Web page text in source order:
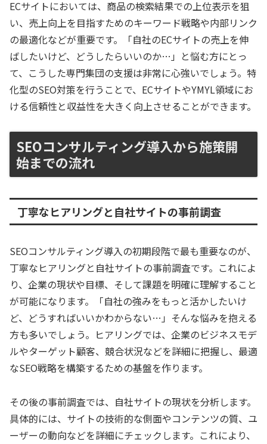
ECサイトにおいては、商品の検索結果での上位表示を狙
い、売上向上を目指すためのキーワード戦略や内部リンク
の最適化などが重要です。「自社のECサイトの売上を伸
ばしたいけど、どうしたらいいのか…」と悩む方にとっ
て、こうした専門集団の支援は非常に心強いでしょう。特
化型のSEO対策を行うことで、ECサイトやYMYL領域にお
ける信頼性と収益性を大きく向上させることができます。
SEOコンサルティング導入から施策開
始までの流れ
丁寧なヒアリングと自社サイトの事前調査
SEOコンサルティング導入の初期段階で最も重要なのが、
丁寧なヒアリングと自社サイトの事前調査です。これによ
り、企業の現状や目標、そして課題を明確に理解すること
が可能になります。「自社の強みをもっと活かしたいけ
ど、どうすればいいかわからない…」そんな悩みを抱える
方も多いでしょう。ヒアリングでは、企業のビジネスモデ
ルやターゲット顧客、競合状況などを詳細に把握し、最適
なSEO戦略を構築するための基盤を作ります。
その後の事前調査では、自社サイトの現状を分析します。
具体的には、サイトの技術的な側面やコンテンツの質、ユ
ーザーの動向などを詳細にチェックします。これにより、